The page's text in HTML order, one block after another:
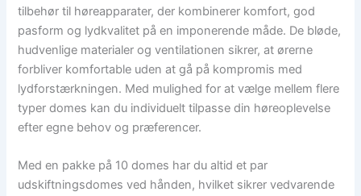
tilbehør til høreapparater, der kombinerer komfort, god
pasform og lydkvalitet på en imponerende måde. De bløde,
hudvenlige materialer og ventilationen sikrer, at ørerne
forbliver komfortable uden at gå på kompromis med
lydforstærkningen. Med mulighed for at vælge mellem flere
typer domes kan du individuelt tilpasse din høreoplevelse
efter egne behov og præferencer.
Med en pakke på 10 domes har du altid et par
udskiftningsdomes ved hånden, hvilket sikrer vedvarende